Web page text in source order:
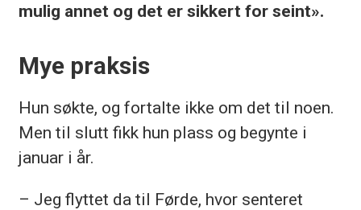
mulig annet og det er sikkert for seint».
Mye praksis
Hun søkte, og fortalte ikke om det til noen.
Men til slutt fikk hun plass og begynte i
januar i år.
– Jeg flyttet da til Førde, hvor senteret